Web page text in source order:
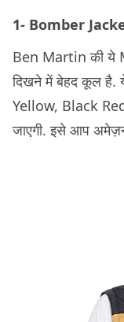
1- Bomber
Ben Martin की ये
दिखने में बेहद कूल
Yellow, Black
जाएगी. इसे आप